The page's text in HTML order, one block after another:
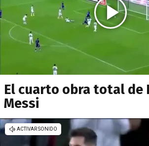
El cuarto obra total de
Messi